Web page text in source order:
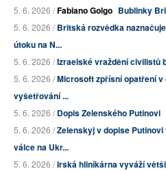
5. 6. 2026 /Fabiano Golgo Bublinky
5. 6. 2026 /Britská rozvědka
útoku na N...
5. 6. 2026 /Izraelské vraždění civilistů
5. 6. 2026 /Microsoft zpřísní opatření
vyšetřování ...
5. 6. 2026 /Dopis Zelenského Putinovi
5. 6. 2026 /Zelenskyj v dopise
válce na Ukr...
5. 6. 2026 /Irská hliníkárna vyváží